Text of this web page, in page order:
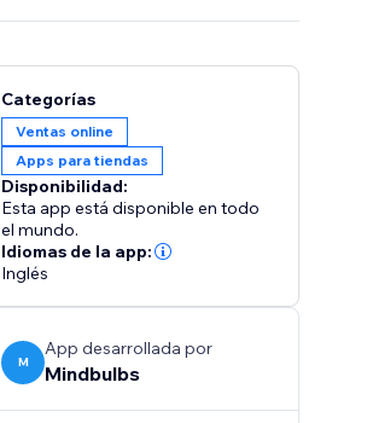
Categorías
Ventas online
Apps para tiendas
Disponibilidad:
Esta app está disponible en todo
el mundo.
Idiomas de la app:
Inglés
M
App desarrollada por
Mindbulbs